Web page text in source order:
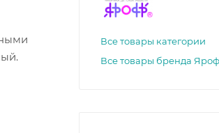
Все товары категории
Все товары бренда